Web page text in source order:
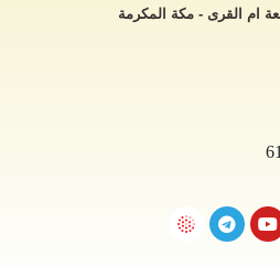
ام القرى - مكة المكرمة